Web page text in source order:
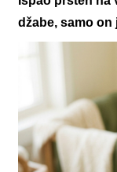
džabe, samo on